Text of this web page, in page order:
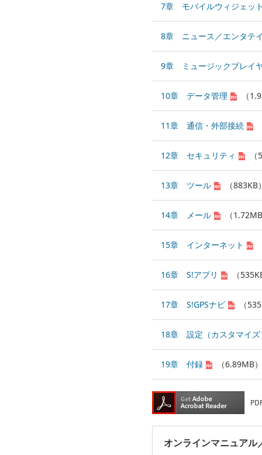
7章 モバイルウィジェッ
8章 ニュース／エンタテ
9章 ミュージックプレイ
10章 データ管理 （
11章 通信・外部接続
12章 セキュリティ
13章 ツール （883KB
14章 メール （
15章 インターネット
16章 S!アプリ （
17章 S!GPSナビ （
18章 設定（カスタマイズ
19章 付録 （6.89MB）
オンラインマニュア